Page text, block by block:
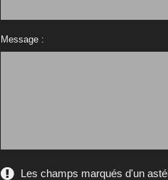
Message :
Les champs marqués d'un